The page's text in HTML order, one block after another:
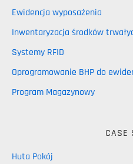
Ewidencja wyposażenia
Inwentaryzacja środków
Systemy RFID
Oprogramowanie BHP do
Program Magazynowy
CASE
Huta Pokój